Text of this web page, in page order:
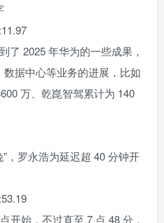
了 2025 年华为的一些成果，
据中心等业务的进展，比如
万、乾崑智驾累计为 140
，罗永浩为延迟超 40 分钟开
开始，不过直至 7 点 48 分，